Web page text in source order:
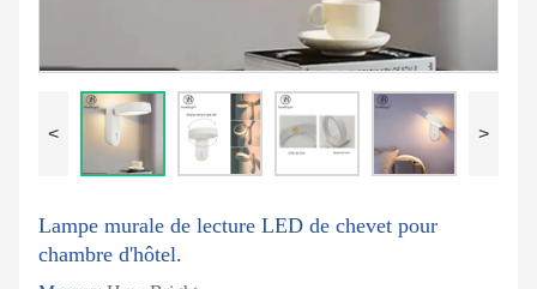
< >
Lampe murale de lecture LED de chevet pour
chambre d'hôtel.